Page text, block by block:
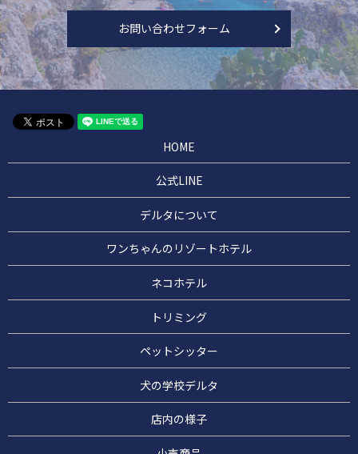
お問い合わせフォーム
HOME
公式LINE
デルタについて
ワンちゃんのリゾートホテル
ネコホテル
トリミング
ペットシッター
犬の学校デルタ
店内の様子